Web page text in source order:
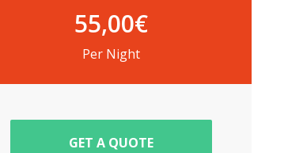
55,00€
Per Night
GET A QUOTE